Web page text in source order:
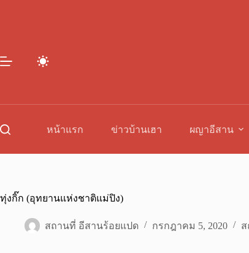
หน้าแรก ข่าวบ้านเฮา ผญาอีสาน
ทุ่งกิ๊ก (อุทยานแห่งชาติแม่ปิง)
สถานที่ อีสานร้อยแปด กรกฎาคม 5, 2020 ส